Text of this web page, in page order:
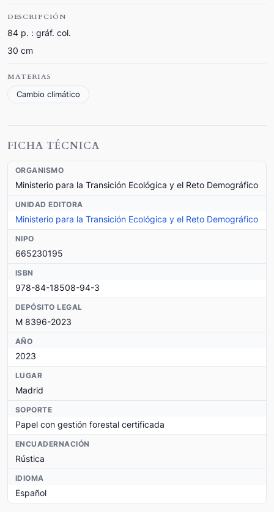
DESCRIPCIÓN
84 p. : gráf. col.
30 cm
MATERIAS
Cambio climático
FICHA TÉCNICA
ORGANISMO
Ministerio para la Transición Ecológica y el Reto Demográfico
UNIDAD EDITORA
Ministerio para la Transición Ecológica y el Reto Demográfico
NIPO
665230195
ISBN
978-84-18508-94-3
DEPÓSITO LEGAL
M 8396-2023
AÑO
2023
LUGAR
Madrid
SOPORTE
Papel con gestión forestal certificada
ENCUADERNACIÓN
Rústica
IDIOMA
Español